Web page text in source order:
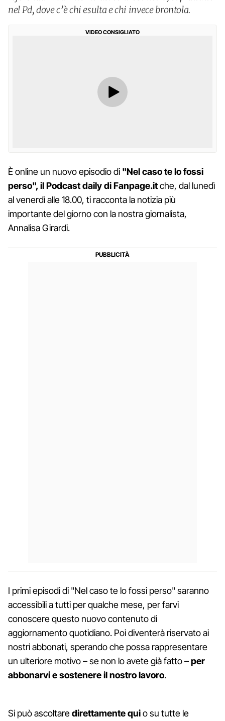
nel Pd, dove c’è chi esulta e chi invece brontola.
VIDEO CONSIGLIATO
È online un nuovo episodio di "Nel caso te lo fossi
perso", il Podcast daily di Fanpage.itche, dal lunedì
al venerdì alle 18.00, ti racconta la notizia più
importante del giorno con la nostra giornalista,
Annalisa Girardi.
I primi episodi di "Nel caso te lo fossi perso" saranno
accessibili a tutti per qualche mese, per farvi
conoscere questo nuovo contenuto di
aggiornamento quotidiano. Poi diventerà riservato ai
nostri abbonati, sperando che possa rappresentare
un ulteriore motivo – se non lo avete già fatto –per
abbonarvi e sostenere il nostro lavoro.
Si può ascoltaredirettamente quio su tutte le